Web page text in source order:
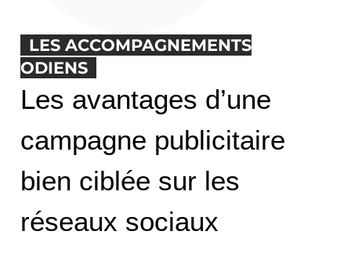
LES ACCOMPAGNEMENTS
ODIENS
Les avantages d’une
campagne publicitaire
bien ciblée sur les
réseaux sociaux